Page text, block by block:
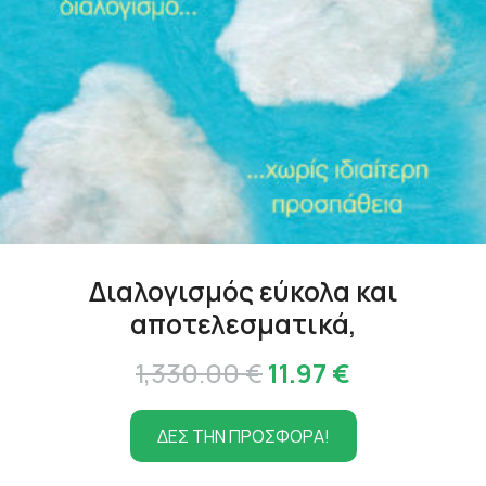
Διαλογισμός εύκολα και
αποτελεσματικά,
1,330.00€Original
price
was:
11.97 €
τρέχουσα
τιμή
ΔΕΣ ΤΗΝ ΠΡΟΣΦΟΡΑ!